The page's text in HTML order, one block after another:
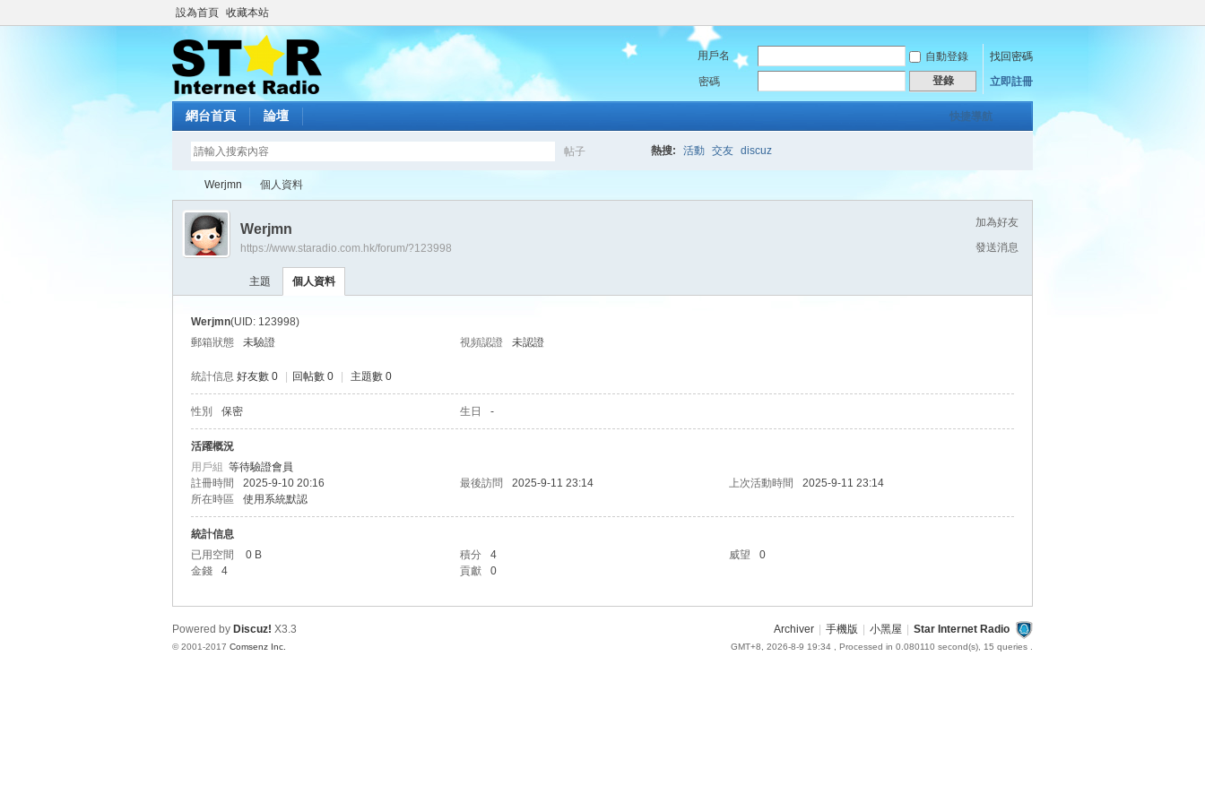
設為首頁 收藏本站
用戶名 自動登錄
找回密碼
密碼
登錄 立即註冊
快捷導航
網台首頁 論壇
帖子 熱搜: 活動 交友 discuz
›
Werjmn 個人資料
加為好友
發送消息
Werjmn
https://www.staradio.com.hk/forum/?123998
主題 個人資料
Werjmn(UID: 123998)
郵箱狀態
未驗證 視頻認證 未認證
統計信息 好友數 0 回帖數 0 主題數 0
性別 保密 生日 -
活躍概況
用戶組 等待驗證會員
註冊時間
2025-9-10 20:16 最後訪問 2025-9-11 23:14 上次活動時間
2025-9-11 23:14
所在時區
使用系統默認
統計信息
已用空間
0 B 積分 4 威望
0
金錢
4 貢獻 0
Archiver 手機版 小黑屋 Star Internet Radio
GMT+8, 2026-8-9 19:34 , Processed in 0.080110 second(s), 15 queries .
Powered by Discuz! X3.3
© 2001-2017 Comsenz Inc.